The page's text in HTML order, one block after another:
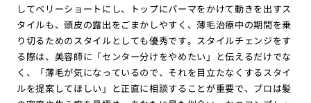
してベリーショートにし、トップにパーマをかけて動きを出すス
タイルも、頭皮の露出をごまかしやすく、薄毛治療中の期間を乗
り切るためのスタイルとしても優秀です。スタイルチェンジをす
る際は、美容師に「センター分けをやめたい」と伝えるだけでな
く、「薄毛が気になっているので、それを目立たなくするスタイ
ルを提案してほしい」と正直に相談することが重要で、プロは髪